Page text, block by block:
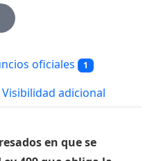
oficiales 1
Visibilidad adicional
en que se